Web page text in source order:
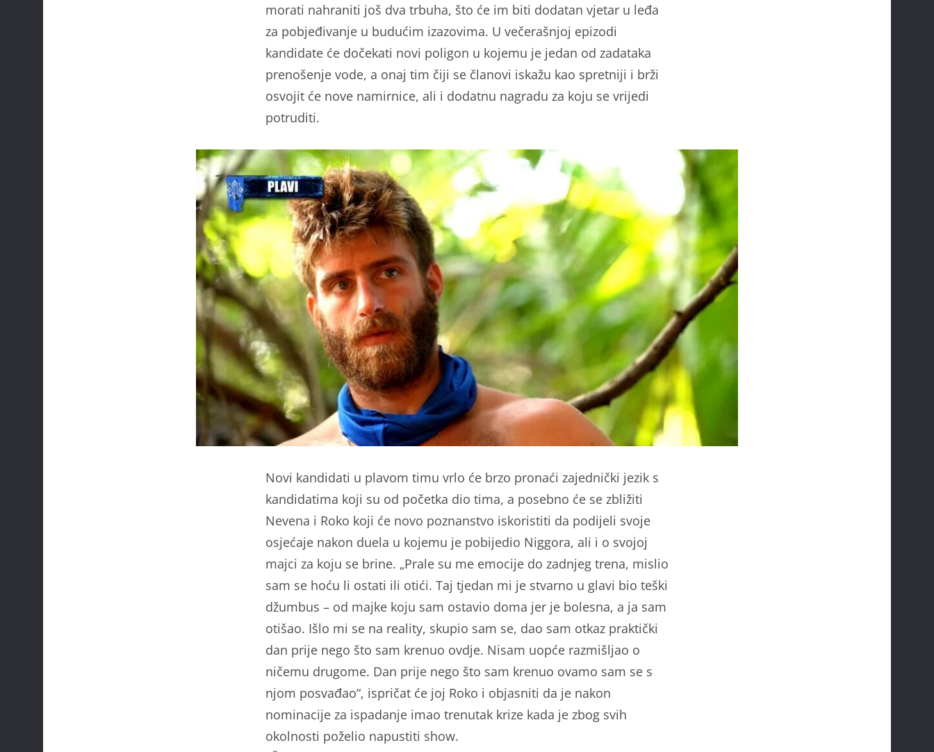
morati nahraniti još dva trbuha, što će im biti dodatan vjetar u leđa
za pobjeđivanje u budućim izazovima. U večerašnjoj epizodi
kandidate će dočekati novi poligon u kojemu je jedan od zadataka
prenošenje vode, a onaj tim čiji se članovi iskažu kao spretniji i brži
osvojit će nove namirnice, ali i dodatnu nagradu za koju se vrijedi
potruditi.
Novi kandidati u plavom timu vrlo će brzo pronaći zajednički jezik s
kandidatima koji su od početka dio tima, a posebno će se zbližiti
Nevena i Roko koji će novo poznanstvo iskoristiti da podijeli svoje
osjećaje nakon duela u kojemu je pobijedio Niggora, ali i o svojoj
majci za koju se brine. „Prale su me emocije do zadnjeg trena, mislio
sam se hoću li ostati ili otići. Taj tjedan mi je stvarno u glavi bio teški
džumbus – od majke koju sam ostavio doma jer je bolesna, a ja sam
otišao. Išlo mi se na reality, skupio sam se, dao sam otkaz praktički
dan prije nego što sam krenuo ovdje. Nisam uopće razmišljao o
ničemu drugome. Dan prije nego što sam krenuo ovamo sam se s
njom posvađao“, ispričat će joj Roko i objasniti da je nakon
nominacije za ispadanje imao trenutak krize kada je zbog svih
okolnosti poželio napustiti show.